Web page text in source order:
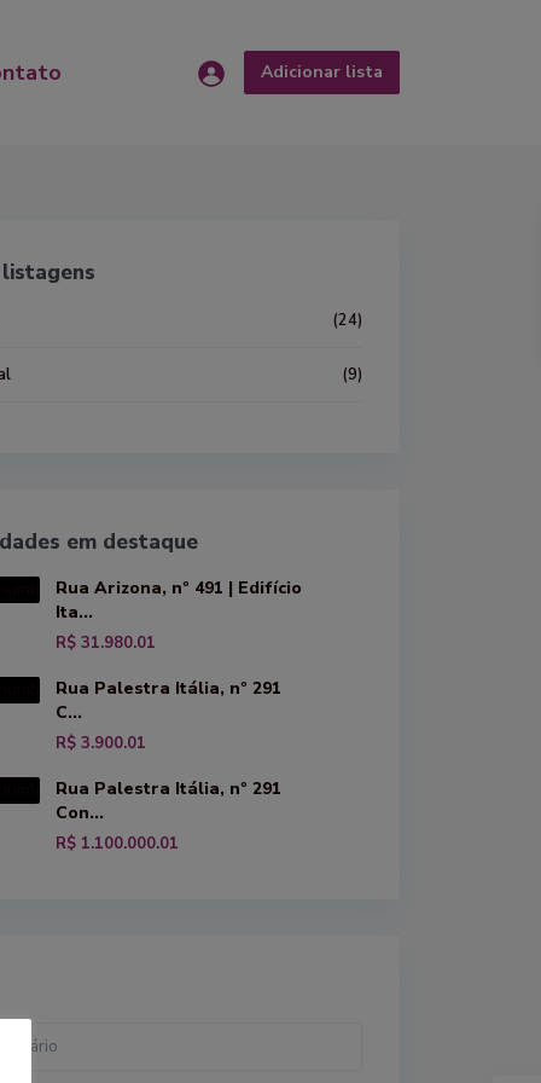
Adicionar lista
(24)
(9)
em destaque
Rua Arizona, nº 491 | Edifício
Ita...
R$ 31.980.01
Rua Palestra Itália, nº 291
C...
R$ 3.900.01
Rua Palestra Itália, nº 291
Con...
R$ 1.100.000.01